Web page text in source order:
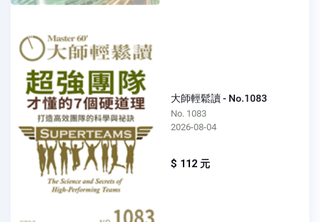
大師輕鬆讀 - No.1083
No. 1083
2026-08-04
$ 112 元